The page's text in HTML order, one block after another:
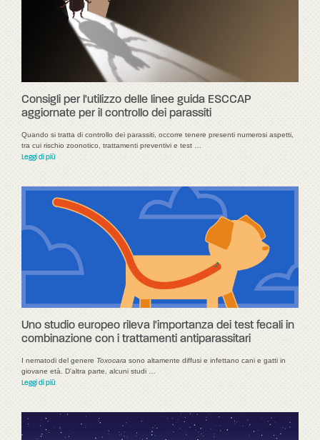
Consigli per l'utilizzo delle linee guida ESCCAP
aggiornate per il controllo dei parassiti
Quando si tratta di controllo dei parassiti, occorre tenere presenti numerosi aspetti,
tra cui rischio zoonotico, trattamenti preventivi e test …
Leggi di più
Uno studio europeo rileva l'importanza dei test fecali in
combinazione con i trattamenti antiparassitari
I nematodi del genere Toxocara sono altamente diffusi e infettano cani e gatti in
giovane età. D'altra parte, alcuni studi …
Leggi di più